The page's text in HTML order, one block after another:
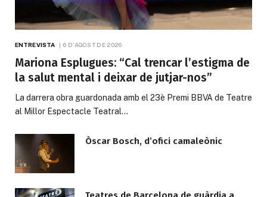
ENTREVISTA 6 D'AGOST DE 2026
Mariona Esplugues: “Cal trencar l’estigma de
la salut mental i deixar de jutjar-nos”
La darrera obra guardonada amb el 23è Premi BBVA de Teatre
al Millor Espectacle Teatral…
Òscar Bosch, d’ofici camaleònic